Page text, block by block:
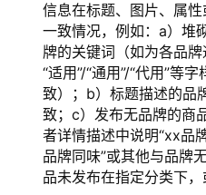
信息在标题、图片、属
一致情况，例如：a）堆
牌的关键词（如为各品牌
“适用”/“通用”/“代用”等
致）；b）标题描述的品
致；c）发布无品牌的商
者详情描述中说明“xx品
品牌同味”或其他与品牌
品未发布在指定分类下，